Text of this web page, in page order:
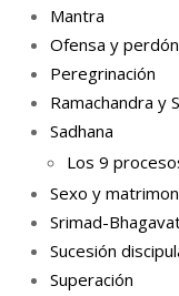
Mantra
Ofensa y perdón
Peregrinación
Ramachandra y
Sadhana
Los 9
Sexo y
Srimad-
Sucesión
Superación